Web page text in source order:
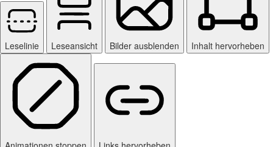
Leselinie Leseansicht Bilder ausblenden Inhalt hervorheben